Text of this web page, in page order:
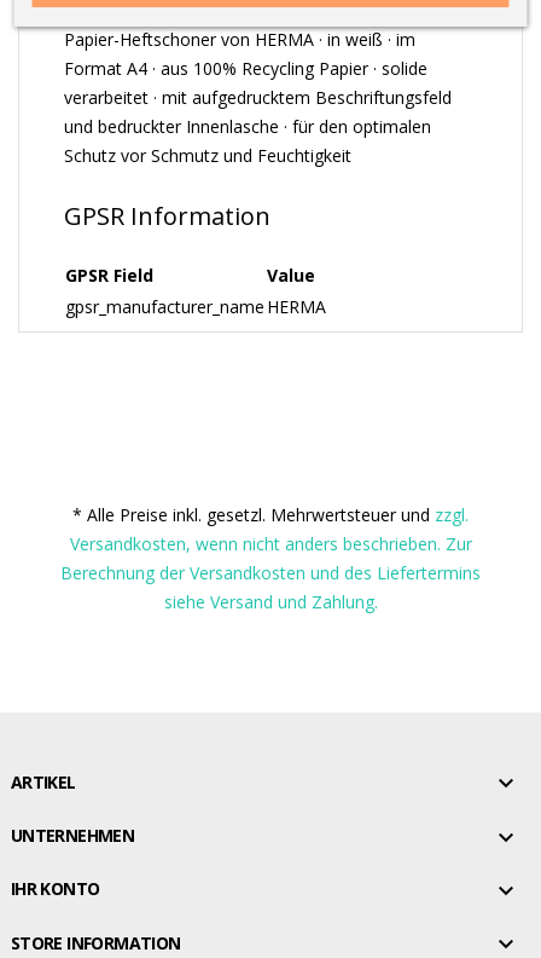
Papier-Heftschoner von HERMA · in weiß · im
Format A4 · aus 100% Recycling Papier · solide
verarbeitet · mit aufgedrucktem Beschriftungsfeld
und bedruckter Innenlasche · für den optimalen
Schutz vor Schmutz und Feuchtigkeit
GPSR Information
GPSR Field
Value
gpsr_manufacturer_name HERMA
* Alle Preise inkl. gesetzl. Mehrwertsteuer und zzgl.
Versandkosten, wenn nicht anders beschrieben. Zur
Berechnung der Versandkosten und des Liefertermins
siehe Versand und Zahlung.
ARTIKEL 
UNTERNEHMEN 
IHR KONTO 
STORE INFORMATION 